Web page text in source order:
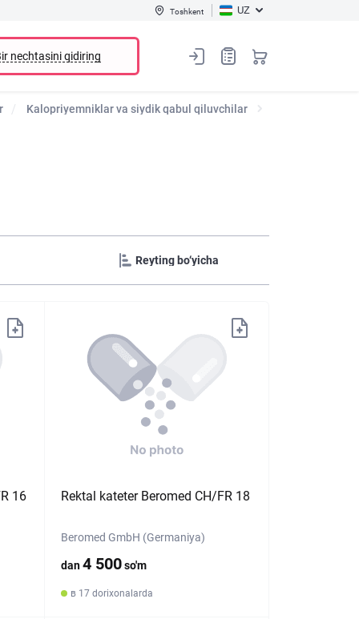
Toshkent UZ
nechtasini qidiring
Kalopriyemniklar va siydik qabul qiluvchilar
16 Rektal kateter Beromed CH/FR 18
Beromed GmbH (Germaniya)
dan4 500so'm
в 17 dorixonalarda